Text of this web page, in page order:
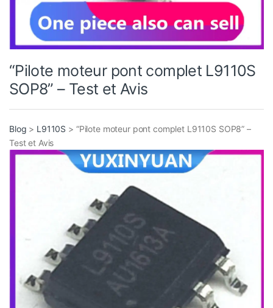
“Pilote moteur pont complet L9110S
SOP8” – Test et Avis
Blog > L9110S > “Pilote moteur pont complet L9110S SOP8” –
Test et Avis